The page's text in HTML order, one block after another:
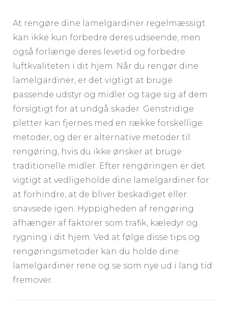
At rengøre dine lamelgardiner regelmæssigt
kan ikke kun forbedre deres udseende, men
også forlænge deres levetid og forbedre
luftkvaliteten i dit hjem. Når du rengør dine
lamelgardiner, er det vigtigt at bruge
passende udstyr og midler og tage sig af dem
forsigtigt for at undgå skader. Genstridige
pletter kan fjernes med en række forskellige
metoder, og der er alternative metoder til
rengøring, hvis du ikke ønsker at bruge
traditionelle midler. Efter rengøringen er det
vigtigt at vedligeholde dine lamelgardiner for
at forhindre, at de bliver beskadiget eller
snavsede igen. Hyppigheden af rengøring
afhænger af faktorer som trafik, kæledyr og
rygning i dit hjem. Ved at følge disse tips og
rengøringsmetoder kan du holde dine
lamelgardiner rene og se som nye ud i lang tid
fremover.